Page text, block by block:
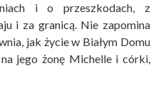
i o przeszkodach, z
i za granicą. Nie zapomina
jak życie w Białym Domu
jego żonę Michelle i córki,